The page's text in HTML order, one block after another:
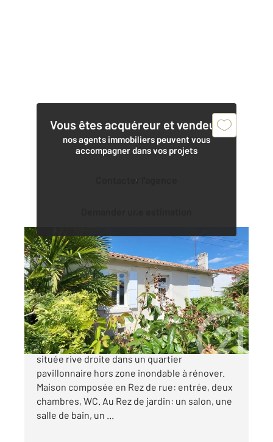
Vous êtes acquéreur et vendeur,
nos agents immobiliers peuvent vous
accompagner dans vos projets
Contacter l'agence
Demander une estimation
SAINTES 17
107 m2, 3 pièces
Ref : 5804
Maison à vendre
181 300 €
SAINTES Maison de ville des années 1930
située rive droite dans un quartier
pavillonnaire hors zone inondable à rénover.
Maison composée en Rez de rue: entrée, deux
chambres, WC. Au Rez de jardin: un salon, une
salle de bain, un ...